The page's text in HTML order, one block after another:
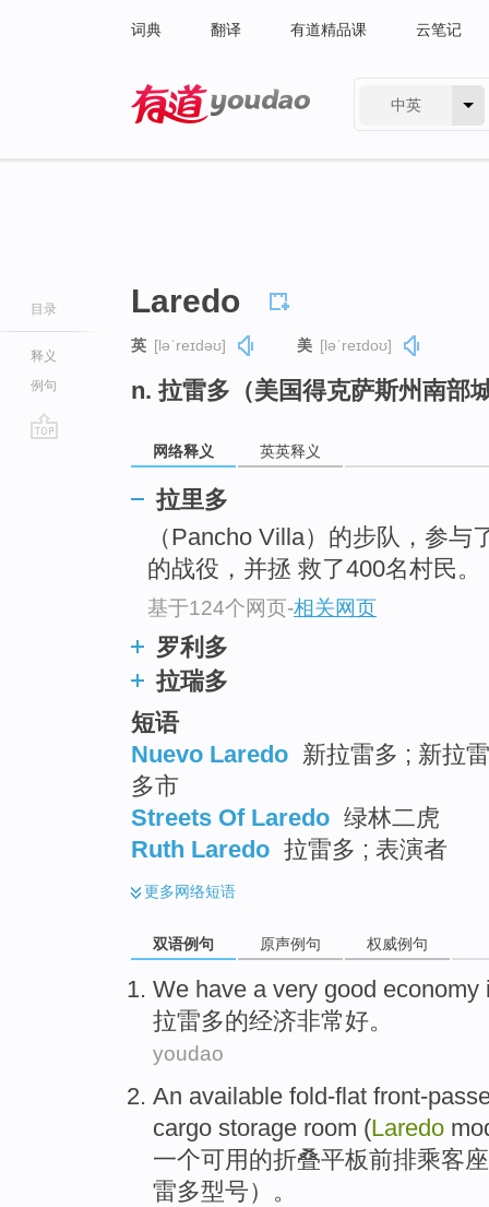
词典 翻译 有道精品课 云笔记
中英
目录
释义
例句
Laredo
英 [ləˈreɪdəʊ] 美 [ləˈreɪdoʊ]
n. 拉雷多（美国得克萨斯州南部
网络释义 英英释义
拉里多
（Pancho Villa）的步队，参与
的战役，并拯 救了400名村民。
基于124个网页-相关网页
罗利多
拉瑞多
短语
Nuevo Laredo 新拉雷多 ; 新拉
多市
Streets Of Laredo 绿林二虎
Ruth Laredo 拉雷多 ; 表演者
更多网络短语
双语例句 原声例句 权威例句
We have a very good economy
拉雷多的经济非常好。
youdao
An available fold-flat front-
cargo storage room (Laredo
一个可用 的折叠平板前排乘客
雷多型号）。